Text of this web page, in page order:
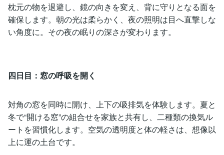
枕元の物を退避し、鏡の向きを変え、背に守りとなる面を
確保します。朝の光は柔らかく、夜の照明は目へ直撃しな
い角度に。その夜の眠りの深さが変わります。
四日目：窓の呼吸を開く
対角の窓を同時に開け、上下の吸排気を体験します。夏と
冬で“開ける窓”の組合せを家族と共有し、二種類の換気ル
ートを習慣化します。空気の透明度と体の軽さは、想像以
上に運の土台です。